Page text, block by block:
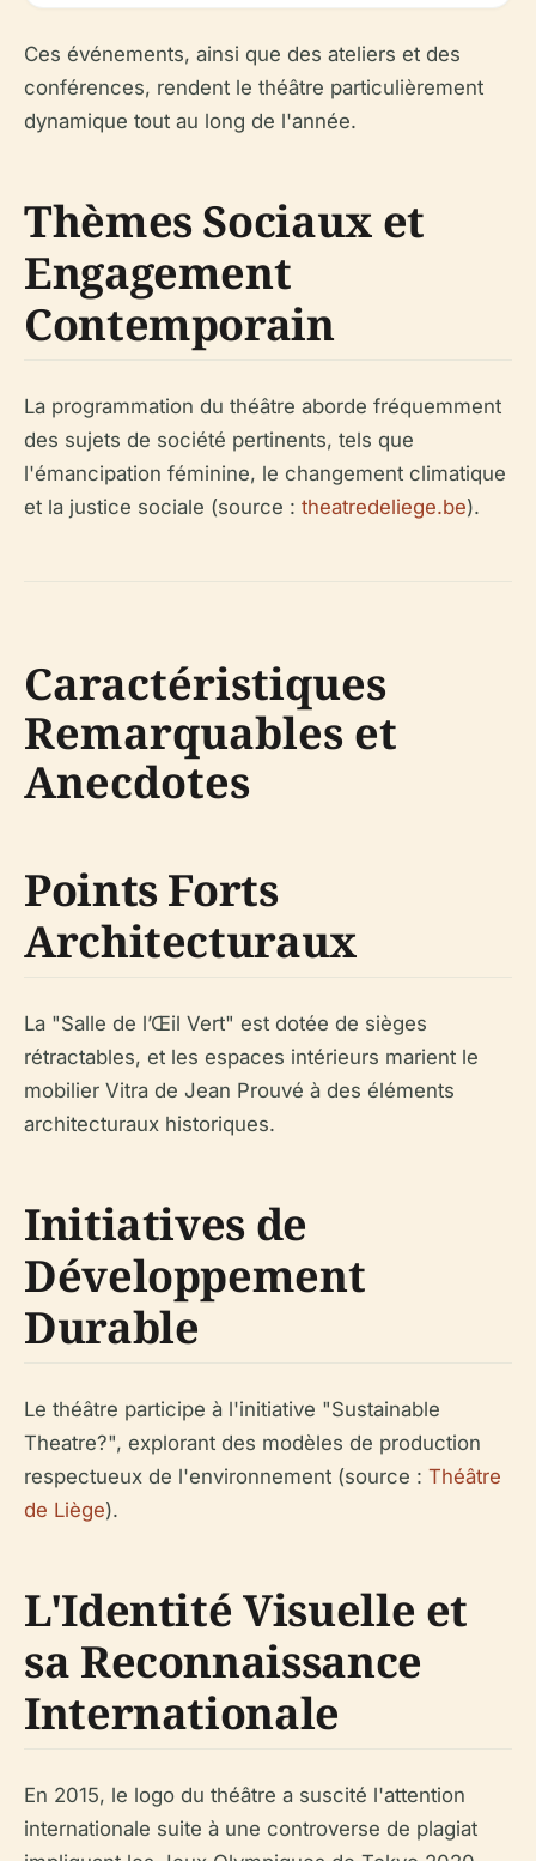
Ces événements, ainsi que des ateliers et des
conférences, rendent le théâtre particulièrement
dynamique tout au long de l'année.
Thèmes Sociaux et
Engagement
Contemporain
La programmation du théâtre aborde fréquemment
des sujets de société pertinents, tels que
l'émancipation féminine, le changement climatique
et la justice sociale (source : theatredeliege.be).
Caractéristiques
Remarquables et
Anecdotes
Points Forts
Architecturaux
La "Salle de l’Œil Vert" est dotée de sièges
rétractables, et les espaces intérieurs marient le
mobilier Vitra de Jean Prouvé à des éléments
architecturaux historiques.
Initiatives de
Développement
Durable
Le théâtre participe à l'initiative "Sustainable
Theatre?", explorant des modèles de production
respectueux de l'environnement (source : Théâtre
de Liège).
L'Identité Visuelle et
sa Reconnaissance
Internationale
En 2015, le logo du théâtre a suscité l'attention
internationale suite à une controverse de plagiat